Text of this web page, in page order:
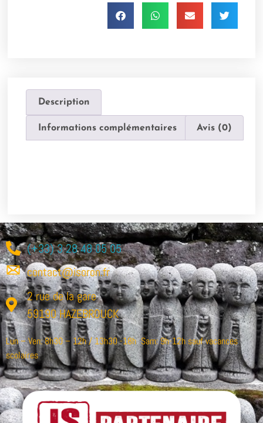
Description
Informations complémentaires Avis (0)
(+33) 3 28 48 05 05
contact@isoron.fr
2 rue de la gare
59190 HAZEBROUCK
Lun – Ven: 8h30 – 12h / 13h30 -18h Sam: 9h-12h sauf vacances
scolaires